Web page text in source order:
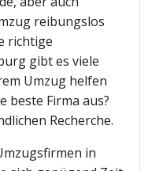
reibungslos
richtige
gibt es viele
Umzug helfen
beste Firma aus?
Recherche.
in